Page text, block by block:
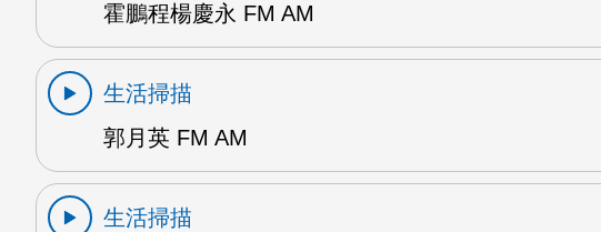
霍鵬程楊慶永 FM AM
生活掃描
郭月英 FM AM
生活掃描